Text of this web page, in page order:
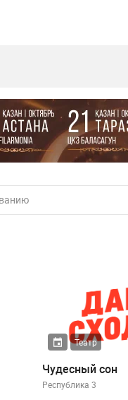
Театр
Чудесный сон
Республика 3